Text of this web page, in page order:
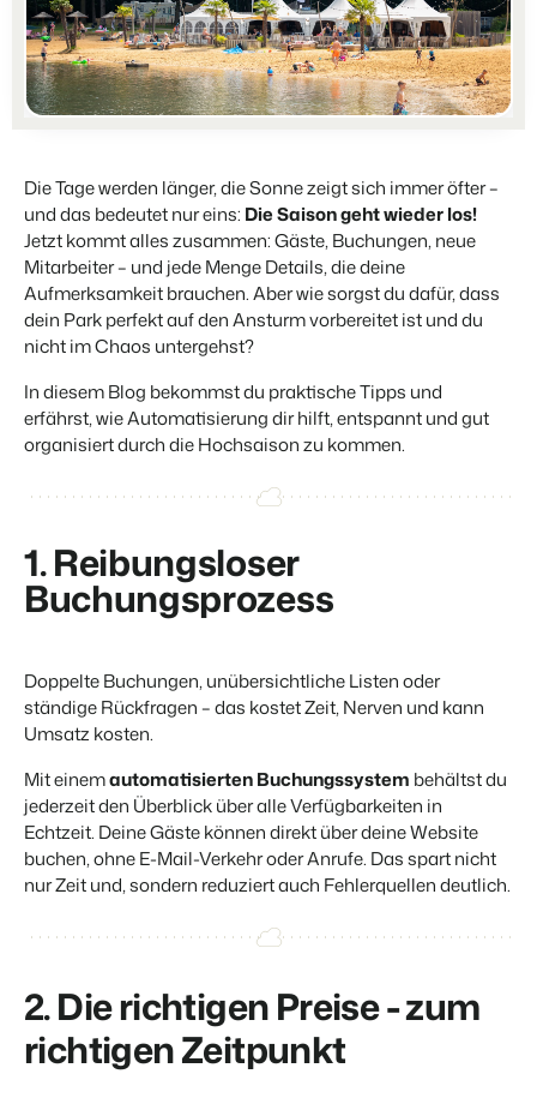
Business Intelligence
Triff Entscheidungen, die sich auf Zahlen und Fakten beruhen.
Wechseln
Bist du bereit für den nächsten Schritt?
Website Integration
Du hast bereits eine Website? Binde sie ein!
BEX CMS
Website für Vermietungen
Generiere Leads für den Verkauf deiner Ferienimmobilie.
BEX Linguist
Marketing
Online-Marketing
Die starke Kombination aus Markenbildung und Performance-
Marketing
Immobilien Marketing
Dein Projekt im Handumdrehen ausverkauft.
Hotels
Hotelzimmer, Appartements, B&Bs und Pensionen.
Projektentwicklung
Immobilien und Neubauprojekte.
Ferienparkgruppen und -ketten
Ketten und eigenständige Marken
Verbreite dein Angebot auf
relevante Channels und
erreiche deine Zielgruppe.
Mehr erfahren
Events
Lerne uns auf verschiedenen Veranstaltungen kennen.
Kundenstories
Kontakt
Customer Success
Erhalte Antworten auf deine Fragen.
Wechseln
Bist du bereit für den nächsten Schritt?
Partnerprogramme
Entwickle deine Lösung mit unserer offenen API.
Trust Center
Über uns
Erhalte Antworten auf deine Fragen.
Jobs
Finde hier deinen neuen Traumjob!
Kontakt
Über uns
Lerne unsere Kultur & Werte kennen.
Für Campingplätze
Wechseln
Anmelden
DE
Partners
Gemeinsam stärker
Kontakt aufnehmen Demo anfragen
Die Tage werden länger, die Sonne zeigt sich immer öfter –
und das bedeutet nur eins: Die Saison geht wieder los!
Jetzt kommt alles zusammen: Gäste, Buchungen, neue
Mitarbeiter – und jede Menge Details, die deine
Aufmerksamkeit brauchen. Aber wie sorgst du dafür, dass
dein Park perfekt auf den Ansturm vorbereitet ist und du
nicht im Chaos untergehst?
In diesem Blog bekommst du praktische Tipps und
erfährst, wie Automatisierung dir hilft, entspannt und gut
organisiert durch die Hochsaison zu kommen.
1. Reibungsloser
Buchungsprozess
Doppelte Buchungen, unübersichtliche Listen oder
ständige Rückfragen – das kostet Zeit, Nerven und kann
Umsatz kosten.
Mit einemautomatisierten Buchungssystem behältst du
jederzeit den Überblick über alle Verfügbarkeiten in
Echtzeit. Deine Gäste könnendirekt über deine Website
buchen,ohne E-Mail-Verkehr oder Anrufe. Das spart nicht
nur Zeit und, sondern reduziert auch Fehlerquellen deutlich.
2. Die richtigen Preise - zum
richtigen Zeitpunkt